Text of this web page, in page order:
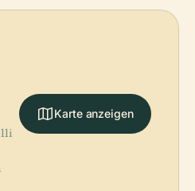
Karte anzeigen